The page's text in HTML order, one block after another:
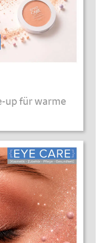
up für warme